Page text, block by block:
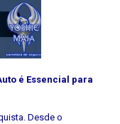
é Essencial para
Desde o